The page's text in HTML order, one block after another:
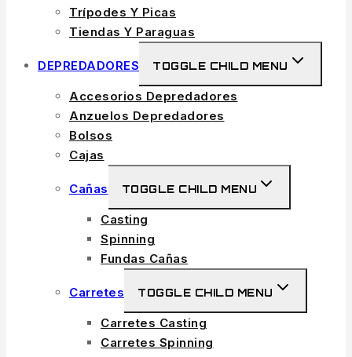
Trípodes Y Picas
Tiendas Y Paraguas
DEPREDADORES TOGGLE CHILD MENU
Accesorios Depredadores
Anzuelos Depredadores
Bolsos
Cajas
Cañas TOGGLE CHILD MENU
Casting
Spinning
Fundas Cañas
Carretes TOGGLE CHILD MENU
Carretes Casting
Carretes Spinning